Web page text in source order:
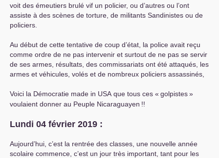
voit des émeutiers brulé vif un policier, ou d’autres ou l’ont
assiste à des scènes de torture, de militants Sandinistes ou de
policiers.
Au début de cette tentative de coup d’état, la police avait reçu
comme ordre de ne pas intervenir et surtout de ne pas se servir
de ses armes, résultats, des commissariats ont été attaqués, les
armes et véhicules, volés et de nombreux policiers assassinés,
Voici la Démocratie made in USA que tous ces « golpistes»
voulaient donner au Peuple Nicaraguayen !!
Lundi 04 février 2019 :
Aujourd’hui, c’est la rentrée des classes, une nouvelle année
scolaire commence, c’est un jour très important, tant pour les